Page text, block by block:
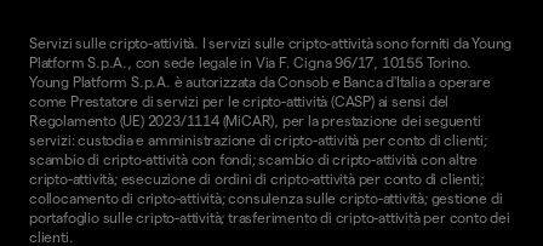
Servizi sulle cripto-attività. I servizi sulle cripto-attività sono forniti da Young
Platform S.p.A., con sede legale in Via F. Cigna 96/17, 10155 Torino.
Young Platform S.p.A. è autorizzata da Consob e Banca d'Italia a operare
come Prestatore di servizi per le cripto-attività (CASP) ai sensi del
Regolamento (UE) 2023/1114 (MiCAR), per la prestazione dei seguenti
servizi: custodia e amministrazione di cripto-attività per conto di clienti;
scambio di cripto-attività con fondi; scambio di cripto-attività con altre
cripto-attività; esecuzione di ordini di cripto-attività per conto di clienti;
collocamento di cripto-attività; consulenza sulle cripto-attività; gestione di
portafoglio sulle cripto-attività; trasferimento di cripto-attività per conto dei
clienti.